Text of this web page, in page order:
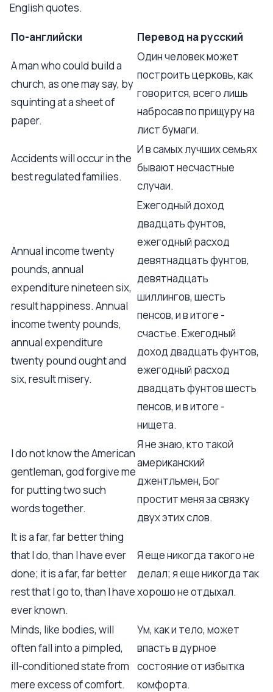
English quotes.
По-английски Перевод на русский
A man who could build a
church, as one may say, by
squinting at a sheet of
paper.
Один человек может
построить церковь, как
говорится, всего лишь
набросав по прищуру на
лист бумаги.
Accidents will occur in the
best regulated families.
И в самых лучших семьях
бывают несчастные
случаи.
Annual income twenty
pounds, annual
expenditure nineteen six,
result happiness. Annual
income twenty pounds,
annual expenditure
twenty pound ought and
six, result misery.
Ежегодный доход
двадцать фунтов,
ежегодный расход
девятнадцать фунтов,
девятнадцать
шиллингов, шесть
пенсов, и в итоге -
счастье. Ежегодный
доход двадцать фунтов,
ежегодный расход
двадцать фунтов шесть
пенсов, и в итоге -
нищета.
I do not know the American
gentleman, god forgive me
for putting two such
words together.
Я не знаю, кто такой
американский
джентльмен, Бог
простит меня за связку
двух этих слов.
It is a far, far better thing
that I do, than I have ever
done; it is a far, far better
rest that I go to, than I have
ever known.
Я еще никогда такого не
делал; я еще никогда так
хорошо не отдыхал.
Minds, like bodies, will
often fall into a pimpled,
ill-conditioned state from
mere excess of comfort.
Ум, как и тело, может
впасть в дурное
состояние от избытка
комфорта.